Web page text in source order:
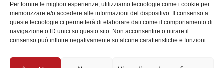
Per fornire le migliori esperienze, utilizziamo tecnologie come i cookie per
memorizzare e/o accedere alle informazioni del dispositivo. Il consenso a
queste tecnologie ci permetterà di elaborare dati come il comportamento di
navigazione o ID unici su questo sito. Non acconsentire o ritirare il
consenso può influire negativamente su alcune caratteristiche e funzioni.
Credits